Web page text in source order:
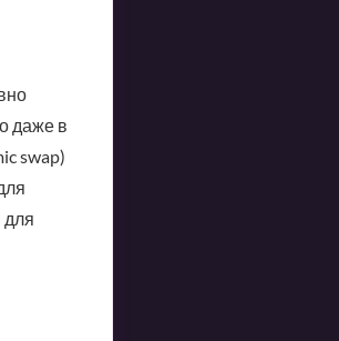
даже в
swap)
для